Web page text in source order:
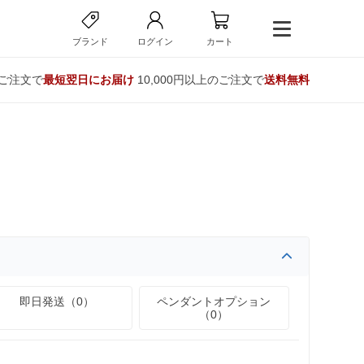
ブランド ログイン カート
注文で最短翌日にお届け10,000円以上のご注文で送料無料
即日発送（0）
ペンダントオプション
（0）